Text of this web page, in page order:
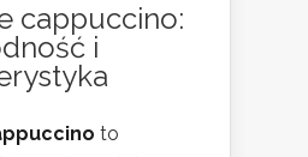
cappuccino:
i
to